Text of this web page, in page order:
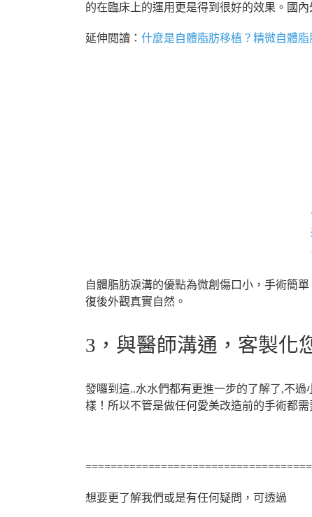
的在臨床上的運用更是得到很好的效果。國
延伸閱讀： 什麼是自體脂肪移植？ 精微自體
自體脂肪淚溝的優點為微創傷口小，手術簡
復後外觀真實自然。
3，與醫師溝通，客製化
發囉到這..水水們都有更進一步的了解了,不
樣！所以不管是做任何愛美改造前的手術都
想要更了解我們或是有任何疑問，可透過